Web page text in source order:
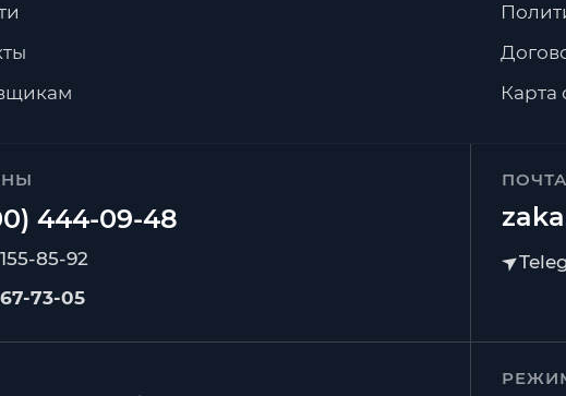
85-92
73-05
Карта